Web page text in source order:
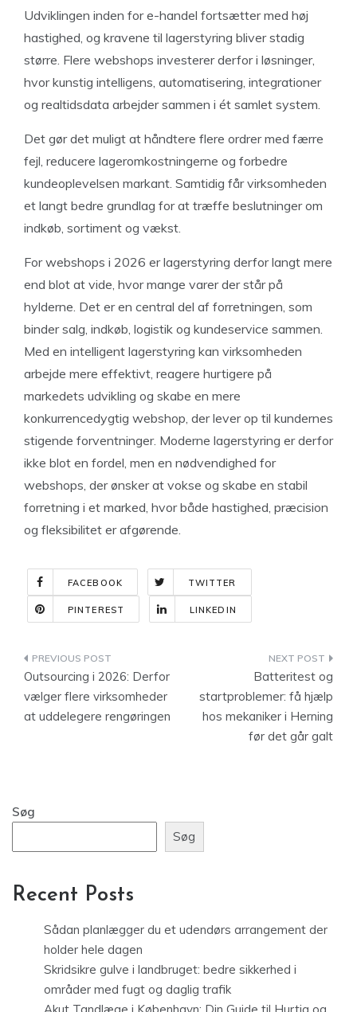
Udviklingen inden for e-handel fortsætter med høj
hastighed, og kravene til lagerstyring bliver stadig
større. Flere webshops investerer derfor i løsninger,
hvor kunstig intelligens, automatisering, integrationer
og realtidsdata arbejder sammen i ét samlet system.
Det gør det muligt at håndtere flere ordrer med færre
fejl, reducere lageromkostningerne og forbedre
kundeoplevelsen markant. Samtidig får virksomheden
et langt bedre grundlag for at træffe beslutninger om
indkøb, sortiment og vækst.
For webshops i 2026 er lagerstyring derfor langt mere
end blot at vide, hvor mange varer der står på
hylderne. Det er en central del af forretningen, som
binder salg, indkøb, logistik og kundeservice sammen.
Med en intelligent lagerstyring kan virksomheden
arbejde mere effektivt, reagere hurtigere på
markedets udvikling og skabe en mere
konkurrencedygtig webshop, der lever op til kundernes
stigende forventninger. Moderne lagerstyring er derfor
ikke blot en fordel, men en nødvendighed for
webshops, der ønsker at vokse og skabe en stabil
forretning i et marked, hvor både hastighed, præcision
og fleksibilitet er afgørende.
FACEBOOK TWITTER
PINTEREST LINKEDIN
Indlægsnavigation
Outsourcing i 2026: Derfor
vælger flere virksomheder
at uddelegere rengøringen
Batteritest og
startproblemer: få hjælp
hos mekaniker i Herning
før det går galt
Søg
Søg
Recent Posts
Sådan planlægger du et udendørs arrangement der
holder hele dagen
Skridsikre gulve i landbruget: bedre sikkerhed i
områder med fugt og daglig trafik